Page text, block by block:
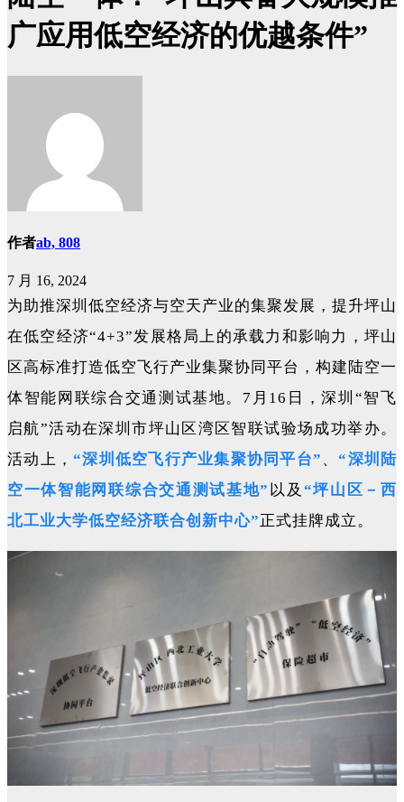
广应用低空经济的优越条件”
作者ab, 808
7 月 16, 2024
为助推深圳低空经济与空天产业的集聚发展，提升坪山
在低空经济“4+3”发展格局上的承载力和影响力，坪山
区高标准打造低空飞行产业集聚协同平台，构建陆空一
体智能网联综合交通测试基地。7月16日，深圳“智飞
启航”活动在深圳市坪山区湾区智联试验场成功举办。
活动上， “深圳低空飞行产业集聚协同平台” 、“深圳陆
空一体智能网联综合交通测试基地” 以及 “坪山区－西
北工业大学低空经济联合创新中心” 正式挂牌成立。